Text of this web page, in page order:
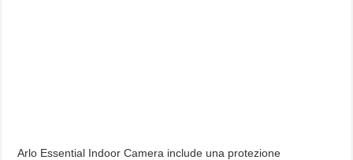
Arlo Essential Indoor Camera include una protezione